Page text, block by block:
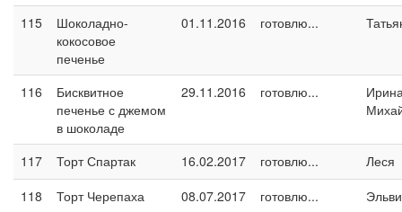
115
Шоколадно-
кокосовое
печенье
01.11.2016 готовлю...
116
Бисквитное
печенье с джемом
в шоколаде
29.11.2016 готовлю...
117 Торт Спартак 16.02.2017 готовлю...
Леся
118
Торт Черепаха 08.07.2017 готовлю...